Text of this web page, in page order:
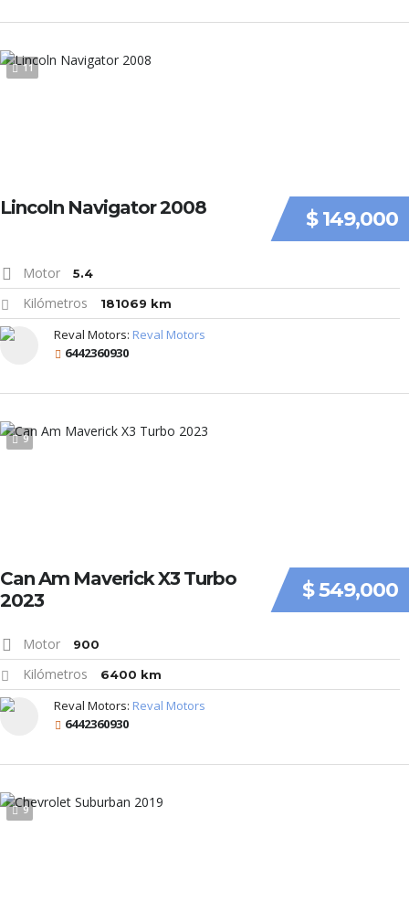
11
$ 149,000
Lincoln Navigator 2008
Motor 5.4
Kilómetros 181069 km
Reval Motors: Reval Motors
6442360930
9
$ 549,000
Can Am Maverick X3 Turbo
2023
Motor 900
Kilómetros 6400 km
Reval Motors: Reval Motors
6442360930
9